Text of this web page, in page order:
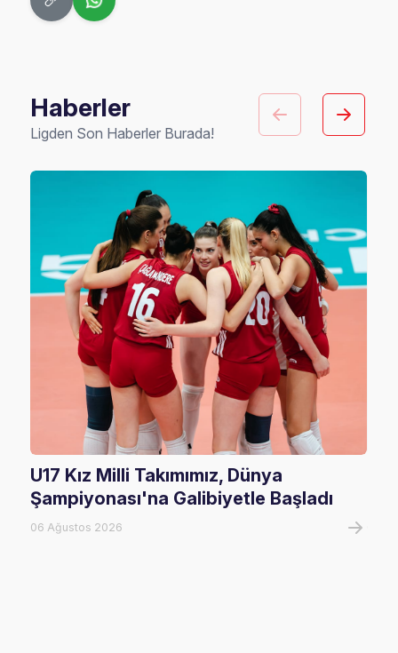
Haberler
Ligden Son Haberler Burada!
U17 Kız Milli Takımımız, Dünya
Şampiyonası'na Galibiyetle Başladı
06 Ağustos 2026